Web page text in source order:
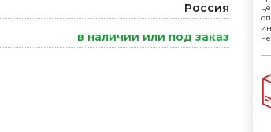
Ниппельные поилки для
свиней
Россия
в наличии или под заказ